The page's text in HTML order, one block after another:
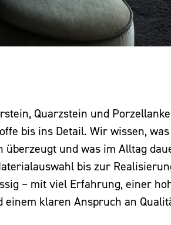
Quarzstein und
bis ins Detail. Wir wissen,
überzeugt und was im Alltag
bis zur
– mit viel Erfahrung, einer
einem klaren Anspruch an